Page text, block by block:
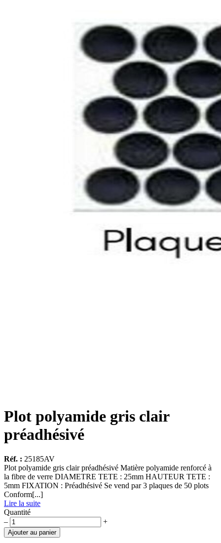
Plot polyamide gris clair
préadhésivé
Réf. : 25185AV
Plot polyamide gris clair préadhésivé Matière polyamide renforcé à
la fibre de verre DIAMETRE TETE : 25mm HAUTEUR TETE :
5mm FIXATION : Préadhésivé Se vend par 3 plaques de 50 plots
Conform[...]
Lire la suite
Quantité
quantité
de
Plot
– +
Ajouter au panier